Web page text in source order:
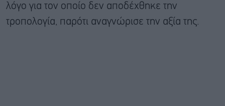
λόγο για τον οποίο δεν αποδέχθηκε την
τροπολογία, παρότι αναγνώρισε την αξία της.